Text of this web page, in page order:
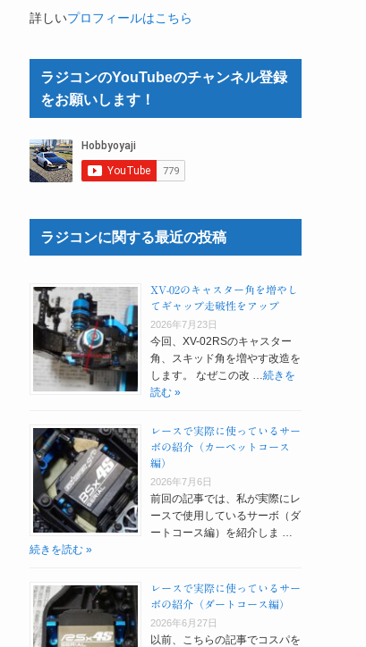
詳しいプロフィールはこちら
ラジコンのYouTubeのチャンネル登録
をお願いします！
ラジコンに関する最近の投稿
XV-02のキャスター角を増やし
てギャップ走破性をアップ
2026年7月23日
今回、XV-02RSのキャスター
角、スキッド角を増やす改造を
します。 なぜこの改 …続きを
読む »
レースで実際に使っているサー
ボの紹介（カーペットコース
編）
2026年7月6日
前回の記事では、私が実際にレ
ースで使用しているサーボ（ダ
ートコース編）を紹介しま …
続きを読む »
レースで実際に使っているサー
ボの紹介（ダートコース編）
2026年6月27日
以前、こちらの記事でコスパを